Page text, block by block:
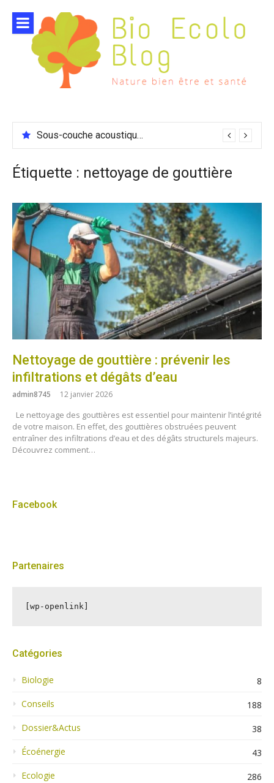
contenu
Sous-couche acoustique compatible chauffage sol
Étiquette : nettoyage de gouttière
Nettoyage de gouttière : prévenir les
infiltrations et dégâts d’eau
admin8745 12 janvier 2026
Le nettoyage des gouttières est essentiel pour maintenir l’intégrité
de votre maison. En effet, des gouttières obstruées peuvent
entraîner des infiltrations d’eau et des dégâts structurels majeurs.
Découvrez comment…
Facebook
Partenaires
[wp-openlink]
Catégories
Biologie
8
Conseils
188
Dossier&Actus
38
Écoénergie
43
Ecologie
286